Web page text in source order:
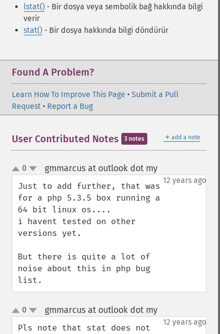
lstat() - Bir dosya veya sembolik bağ hakkında bilgi
verir
stat() - Bir dosya hakkında bilgi döndürür
Found A Problem?
Learn How To Improve This Page • Submit a Pull
Request • Report a Bug
＋ add a note
User Contributed Notes 3 notes
up
down
0 gmmarcus at outlook dot my¶
12 years ago
Just to add further, that was
for a php 5.3.5 box running a
64 bit linux os....
i havent tested on other
versions yet.
But there is quite a lot of
noise about this in php bug
list.
up
down
0 gmmarcus at outlook dot my¶
12 years ago
Pls note that stat does not